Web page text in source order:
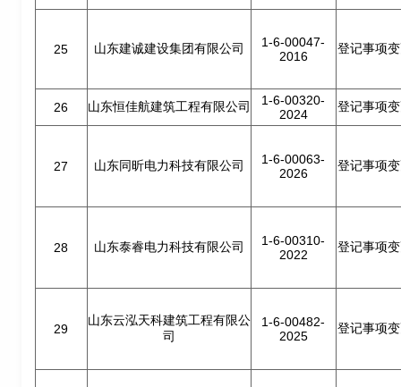
25 山东建诚建设集团有限公司
1-6-00047-
2016
登记事项
26 山东恒佳航建筑工程有限公司
1-6-00320-
2024
登记事项
27 山东同昕电力科技有限公司
1-6-00063-
2026
登记事项
28 山东泰睿电力科技有限公司
1-6-00310-
2022
登记事项
29
山东云泓天科建筑工程有限公
司
1-6-00482-
2025
登记事项